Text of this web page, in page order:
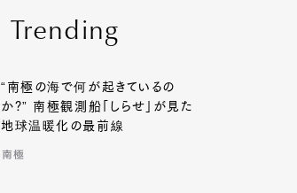
Trending
“南極の海で何が起きているの
か?” 南極観測船「しらせ」が見た
地球温暖化の最前線
南極